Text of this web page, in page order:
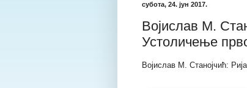
субота, 24. јун 2017.
Војислав М.
Устоличење
Војислав М. Станојчић: